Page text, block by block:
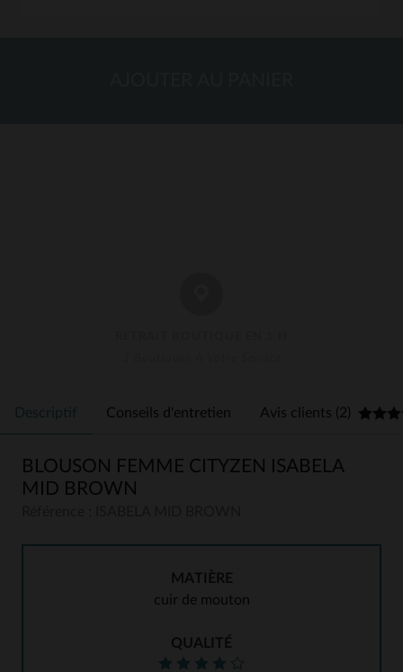
Descriptif Conseils d'entretien Avis clients (2)
BLOUSON FEMME CITYZEN ISABELA
MID BROWN
MATIÈRE
cuir de mouton
QUALITÉ